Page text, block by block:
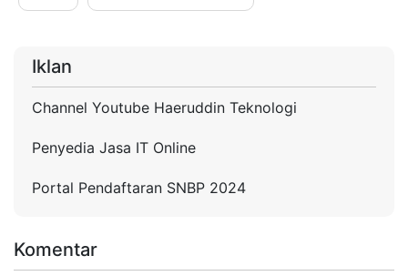
Iklan
Channel Youtube Haeruddin Teknologi
Penyedia Jasa IT Online
Portal Pendaftaran SNBP 2024
Komentar